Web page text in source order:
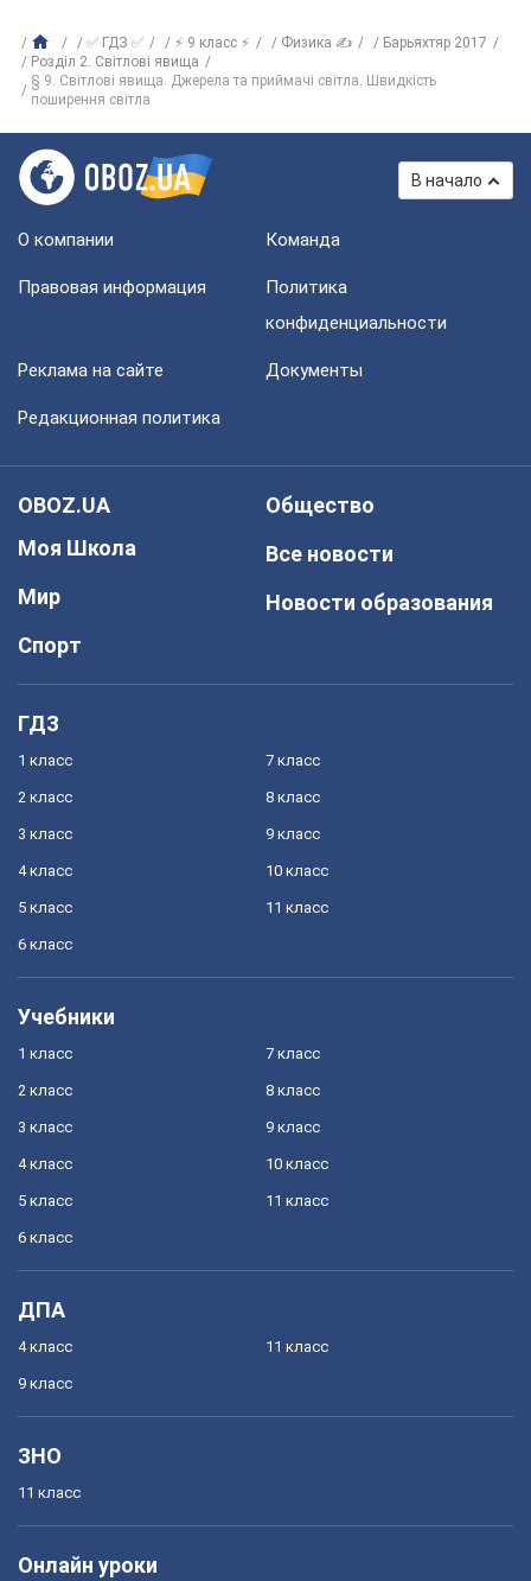
✅ ГДЗ ✅ ⚡ 9 класс ⚡ Физика ✍
Барьяхтяр 2017
Розділ 2. Світлові явища
§ 9. Світлові явища. Джерела та приймачі світла. Швидкість
поширення світла
В начало
О компании Команда
Правовая информация
Политика
конфиденциальности
Реклама на сайте Документы
Редакционная политика
OBOZ.UA
Моя Школа
Мир
Спорт
Общество
Все новости
Новости образования
ГДЗ
1 класс
2 класс
3 класс
4 класс
5 класс
6 класс
7 класс
8 класс
9 класс
10 класс
11 класс
Учебники
1 класс
2 класс
3 класс
4 класс
5 класс
6 класс
7 класс
8 класс
9 класс
10 класс
11 класс
ДПА
4 класс
9 класс
11 класс
ЗНО
11 класс
Онлайн уроки